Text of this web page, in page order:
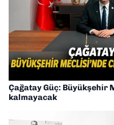
Çağatay Güç: Büyükşehir
kalmayacak